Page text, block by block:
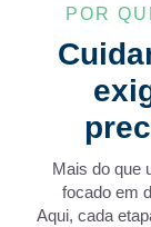
POR
Mais do que
focado em
Aqui, cada